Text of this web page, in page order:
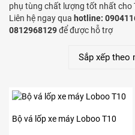
phụ tùng chất lượng tốt nhất cho
Liên hệ ngay qua hotline:
0812968129để được hỗ trợ
Bộ vá lốp xe máy Loboo T10